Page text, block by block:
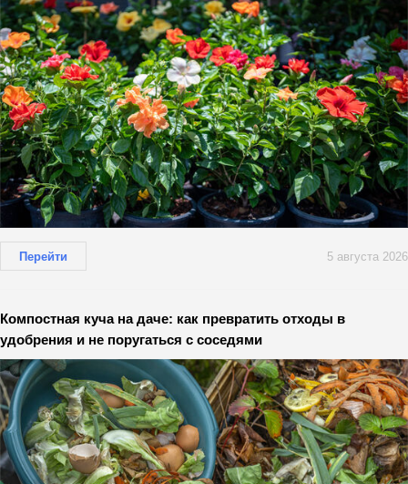
Перейти 5 августа 2026
Компостная куча на даче: как превратить отходы в
удобрения и не поругаться с соседями